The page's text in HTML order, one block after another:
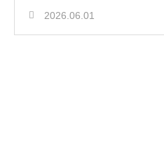
2026.06.01